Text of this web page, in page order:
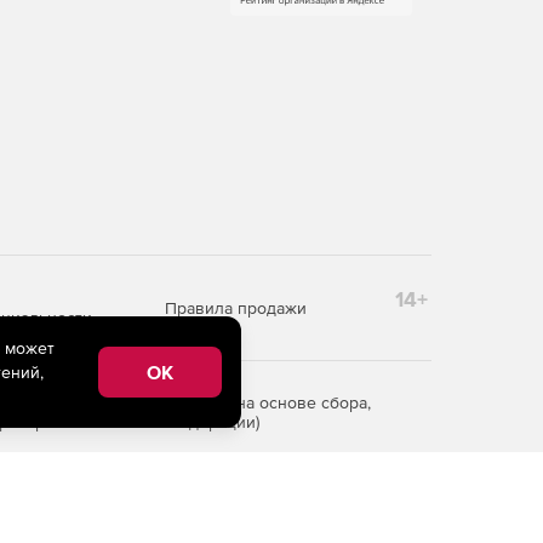
Правила продажи 14+
информации на основе сбора,
Российской Федерации)
может
OK